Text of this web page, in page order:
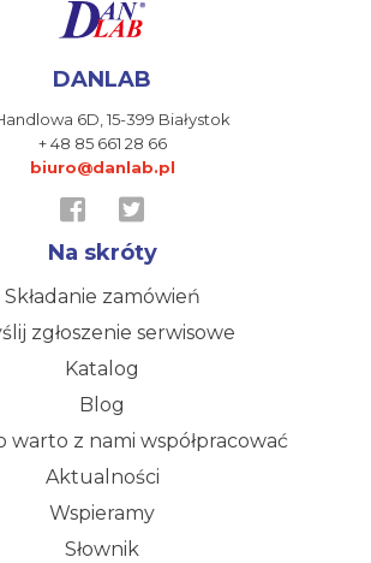
DANLAB
6D,15-399 Białystok
+ 48 85 661 28 66
biuro@danlab.pl
Na skróty
Składanie zamówień
zgłoszenie serwisowe
Katalog
Blog
warto z nami współpracować
Aktualności
Wspieramy
Słownik